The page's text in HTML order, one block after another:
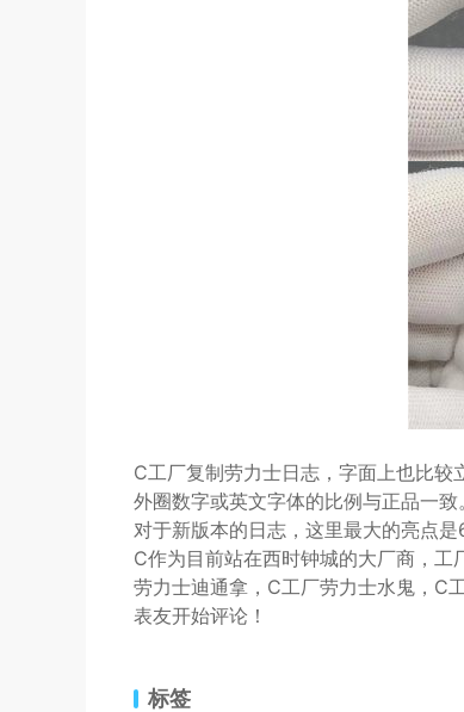
C工厂复制劳力士日志，字面上也比
外圈数字或英文字体的比例与正品一
对于新版本的日志，这里最大的亮点
C作为目前站在西时钟城的大厂商，
劳力士迪通拿，C工厂劳力士水鬼，C
表友开始评论！
标签